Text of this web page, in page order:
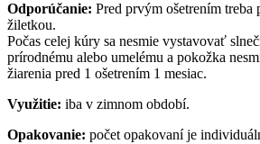
Odporúčanie: Pred prvým ošetrením
žiletkou.
Počas celej kúry sa nesmie vystavovať
prírodnému alebo umelému a pokožka
žiarenia pred 1 ošetrením 1 mesiac.
Využitie: iba v zimnom období.
Opakovanie: počet opakovaní je